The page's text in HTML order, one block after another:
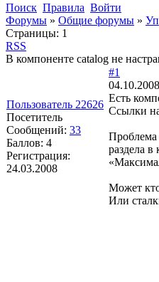
Поиск Правила Войти
Форумы » Общие форумы »
Страницы: 1
RSS
В компоненте catalog не
Пользователь 22626
Посетитель
Сообщений: 33
Баллов: 4
Регистрация:
24.03.2008
#1
Есть
Ссылки
Проблема
раздела
Может
Или